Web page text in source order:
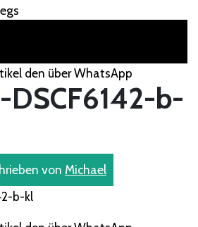
DSCF6142-b-
von Michael